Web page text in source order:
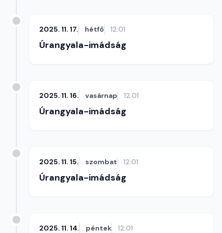
2025. 11. 17. hétfő 12:01
Úrangyala-imádság
2025. 11. 16. vasárnap 12:01
Úrangyala-imádság
2025. 11. 15. szombat 12:01
Úrangyala-imádság
2025. 11. 14. péntek 12:01